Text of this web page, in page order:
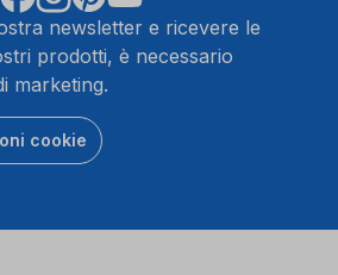
newsletter e ricevere le
prodotti, è necessario
marketing.
cookie